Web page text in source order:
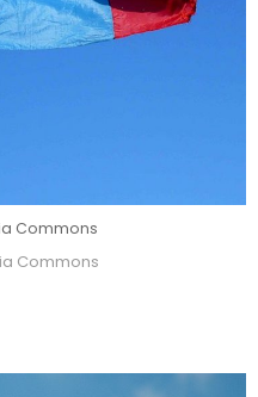
Commons
Commons